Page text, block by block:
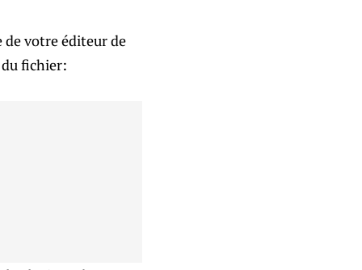
de votre éditeur de
du fichier: